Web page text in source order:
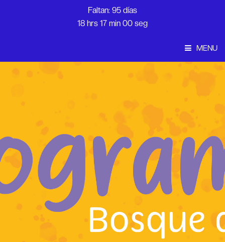
Faltan: 95 días
18 hrs 17 min 00 seg
MENU